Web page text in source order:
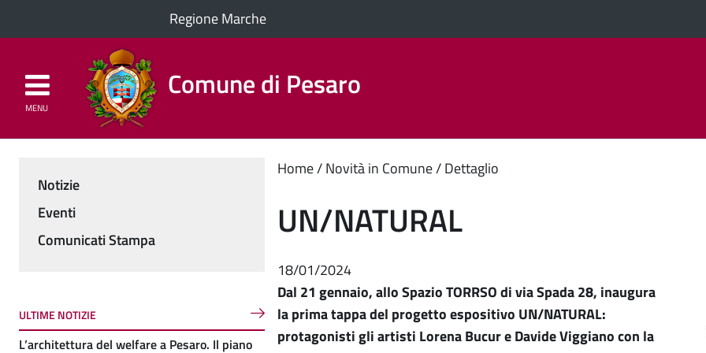
Regione Marche
Comune di Pesaro
MENU
Aree Tematiche
Contenuto
principale
Home Novità in Comune Dettaglio
UN/NATURAL
18/01/2024
Dal 21 gennaio, allo Spazio TORRSO di via Spada 28, inaugura
la prima tappa del progetto espositivo UN/NATURAL:
protagonisti gli artisti Lorena Bucur e Davide Viggiano con la
Menu
Notizie
Eventi
Comunicati Stampa
ULTIME NOTIZIE
L’architettura del welfare a Pesaro. Il piano